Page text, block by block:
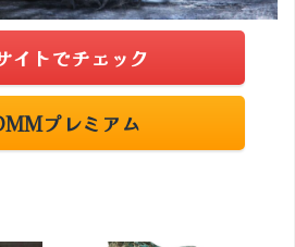
イトでチェック
プレミアム